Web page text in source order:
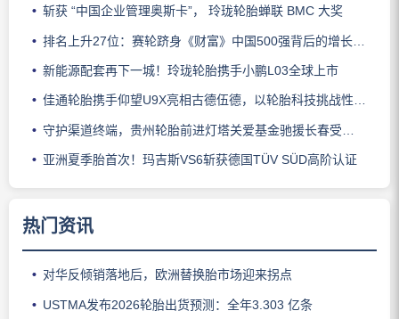
斩获 “中国企业管理奥斯卡”， 玲珑轮胎蝉联 BMC 大奖
排名上升27位：赛轮跻身《财富》中国500强背后的增长逻辑
新能源配套再下一城！玲珑轮胎携手小鹏L03全球上市
佳通轮胎携手仰望U9X亮相古德伍德，以轮胎科技挑战性能边界
守护渠道终端，贵州轮胎前进灯塔关爱基金驰援长春受灾门店
亚洲夏季胎首次！玛吉斯VS6斩获德国TÜV SÜD高阶认证
热门资讯
对华反倾销落地后，欧洲替换胎市场迎来拐点
USTMA发布2026轮胎出货预测：全年3.303 亿条